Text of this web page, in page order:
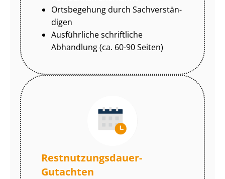
Ortsbegehung durch Sach­ver­stän­
di­gen
Ausführliche schriftliche
Abhandlung (ca. 60-90 Seiten)
Rest­nut­zungs­dau­er-
Gutachten